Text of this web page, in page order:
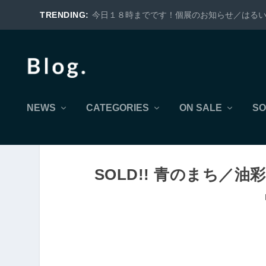
TRENDING: 今日１８時までです！個展のお知らせ／は
NEWS CATEGORIES ON SALE
SOLD!! 青のまち／油